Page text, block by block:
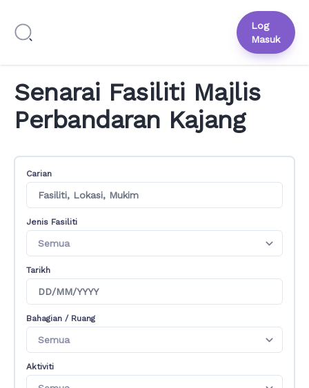
Log
Masuk
Senarai Fasiliti Majlis
Perbandaran Kajang
Carian
Jenis Fasiliti
Tarikh
Bahagian / Ruang
Aktiviti